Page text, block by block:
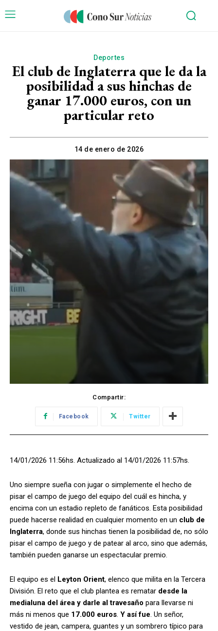
Deportes
El club de Inglaterra que le da la
posibilidad a sus hinchas de
ganar 17.000 euros, con un
particular reto
14 de enero de 2026
Compartir:
Facebook Twitter
14/01/2026 11:56hs. Actualizado al 14/01/2026 11:57hs.
Uno siempre sueña con jugar o simplemente el hecho de
pisar el campo de juego del equipo del cuál es hincha, y
encima con un estadio repleto de fanáticos. Esta posibilidad
puede hacerse realidad en cualquier momento en un club de
Inglaterra, donde sus hinchas tienen la posibilidad de, no sólo
pisar el campo de juego y de patear al arco, sino que además,
también pueden ganarse un espectacular premio.
El equipo es el Leyton Orient, elenco que milita en la Tercera
División. El reto que el club plantea es rematar desde la
medialuna del área y darle al travesaño para llevarse ni
más ni menos que 17.000 euros. Y así fue. Un señor,
vestido de jean, campera, guantes y un sombrero típico para